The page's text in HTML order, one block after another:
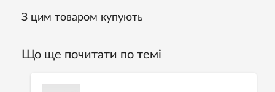
З цим товаром купують
Що ще почитати по темі